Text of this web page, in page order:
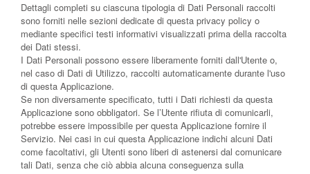
Dettagli completi su ciascuna tipologia di Dati Personali raccolti
sono forniti nelle sezioni dedicate di questa privacy policy o
mediante specifici testi informativi visualizzati prima della raccolta
dei Dati stessi.
I Dati Personali possono essere liberamente forniti dall'Utente o,
nel caso di Dati di Utilizzo, raccolti automaticamente durante l'uso
di questa Applicazione.
Se non diversamente specificato, tutti i Dati richiesti da questa
Applicazione sono obbligatori. Se l’Utente rifiuta di comunicarli,
potrebbe essere impossibile per questa Applicazione fornire il
Servizio. Nei casi in cui questa Applicazione indichi alcuni Dati
come facoltativi, gli Utenti sono liberi di astenersi dal comunicare
tali Dati, senza che ciò abbia alcuna conseguenza sulla